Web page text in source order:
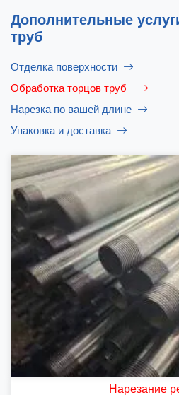
Дополнительные
труб
Отделка поверхности
Обработка торцов труб
Нарезка по вашей длине
Упаковка и доставка
Нарезание